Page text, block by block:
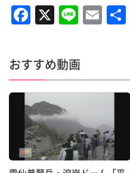
F
a
c
e
b
o
o
k
X Li
n
e
E
m
l
おすすめ動画